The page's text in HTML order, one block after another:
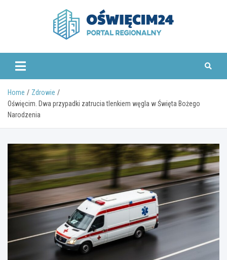
www.oswiecim24.pl
Home
Zdrowie
Oświęcim. Dwa przypadki zatrucia tlenkiem węgla w Święta Bożego
Narodzenia